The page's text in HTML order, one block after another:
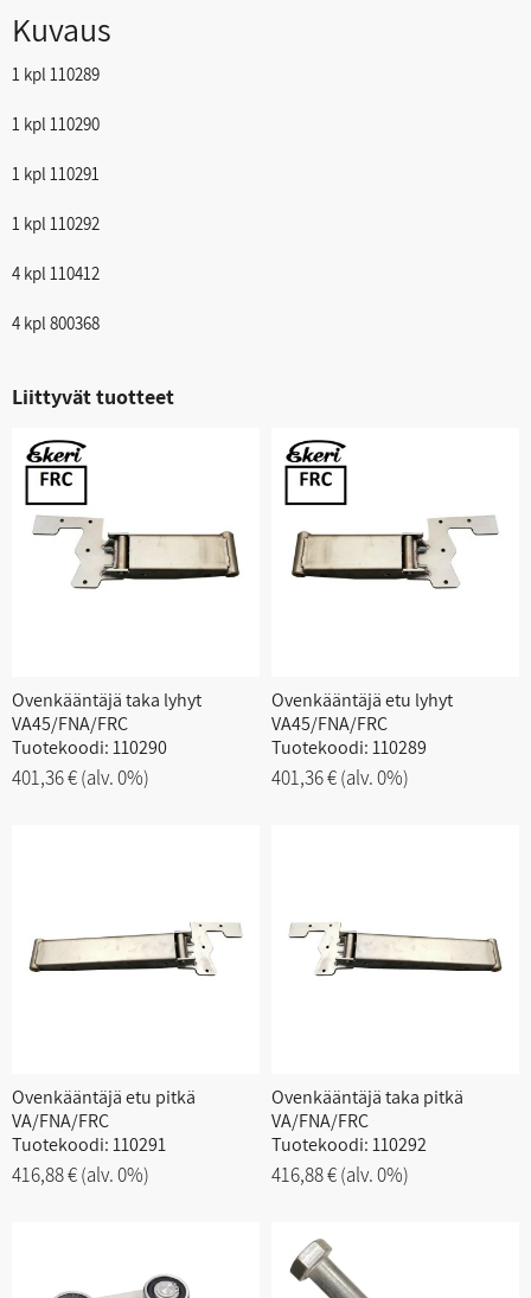
Kuvaus
1 kpl 110289
1 kpl 110290
1 kpl 110291
1 kpl 110292
4 kpl 110412
4 kpl 800368
Liittyvät tuotteet
Ovenkääntäjä taka lyhyt
VA45/FNA/FRC
Tuotekoodi: 110290
401,36 €(alv. 0%)
Ovenkääntäjä etu lyhyt
VA45/FNA/FRC
Tuotekoodi: 110289
401,36 €(alv. 0%)
Ovenkääntäjä etu pitkä
VA/FNA/FRC
Tuotekoodi: 110291
416,88 €(alv. 0%)
Ovenkääntäjä taka pitkä
VA/FNA/FRC
Tuotekoodi: 110292
416,88 €(alv. 0%)